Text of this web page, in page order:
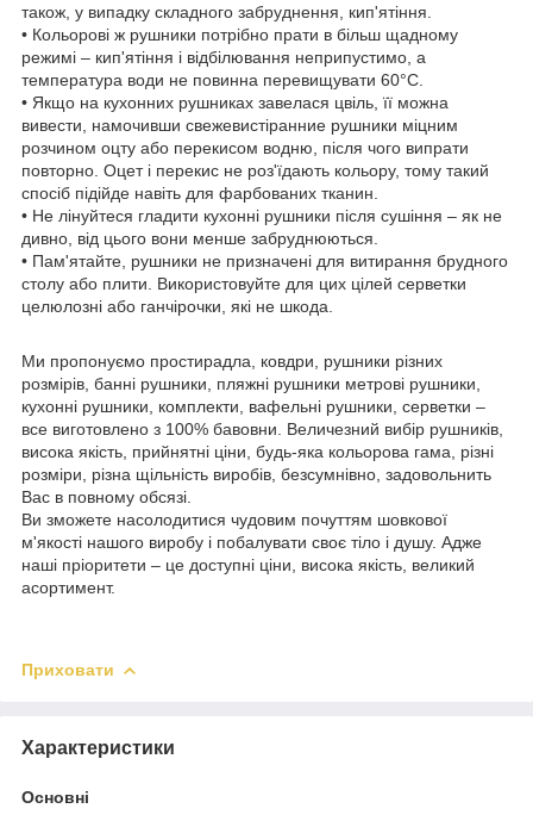
також, у випадку складного забруднення, кип'ятіння.
• Кольорові ж рушники потрібно прати в більш щадному
режимі – кип'ятіння і відбілювання неприпустимо, а
температура води не повинна перевищувати 60°С.
• Якщо на кухонних рушниках завелася цвіль, її можна
вивести, намочивши свежевистіранние рушники міцним
розчином оцту або перекисом водню, після чого випрати
повторно. Оцет і перекис не роз'їдають кольору, тому такий
спосіб підійде навіть для фарбованих тканин.
• Не лінуйтеся гладити кухонні рушники після сушіння – як не
дивно, від цього вони менше забруднюються.
• Пам'ятайте, рушники не призначені для витирання брудного
столу або плити. Використовуйте для цих цілей серветки
целюлозні або ганчірочки, які не шкода.
Ми пропонуємо простирадла, ковдри, рушники різних
розмірів, банні рушники, пляжні рушники метрові рушники,
кухонні рушники, комплекти, вафельні рушники, серветки –
все виготовлено з 100% бавовни. Величезний вибір рушників,
висока якість, прийнятні ціни, будь-яка кольорова гама, різні
розміри, різна щільність виробів, безсумнівно, задовольнить
Вас в повному обсязі.
Ви зможете насолодитися чудовим почуттям шовкової
м'якості нашого виробу і побалувати своє тіло і душу. Адже
наші пріоритети – це доступні ціни, висока якість, великий
асортимент.
Приховати
Характеристики
Основні